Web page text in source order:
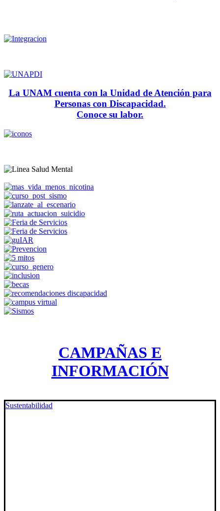
La UNAM cuenta con la Unidad de Atención para
Personas con Discapacidad.
Conoce su labor.
CAMPAÑAS E
INFORMACIÓN
Sustentabilidad